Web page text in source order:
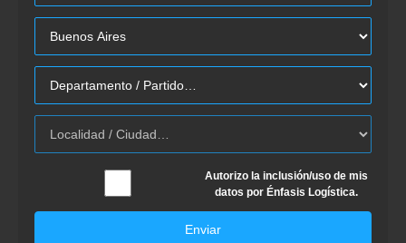
Autorizo la inclusión/uso de mis
datos por Énfasis Logística.
Enviar